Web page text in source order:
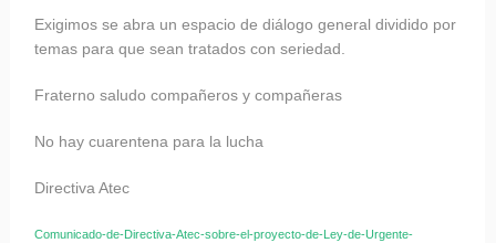
Exigimos se abra un espacio de diálogo general dividido por
temas para que sean tratados con seriedad.
Fraterno saludo compañeros y compañeras
No hay cuarentena para la lucha
Directiva Atec
Comunicado-de-Directiva-Atec-sobre-el-proyecto-de-Ley-de-Urgente-